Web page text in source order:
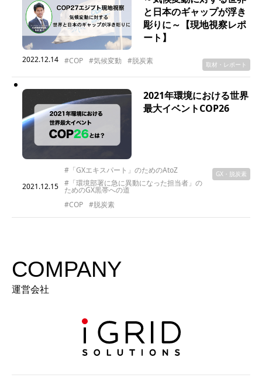
と日本のギャップが浮き
彫りに～【現地視察レポ
ート】
2022.12.14 #COP #気候変動 #脱炭素 取材・レポート
2021年環境における世界
最大イベントCOP26
2021.12.15
#「GXエキスパート」のためのAtoZ
#「環境部署に急に異動になった担当者」の
ためのGX黒帯への道
#COP
#脱炭素
GX・脱炭素
COMPANY
運営会社